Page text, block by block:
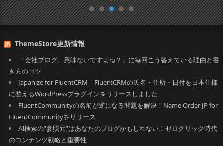
ThemeStore更新情報
「会社ブログ、意味ないですよね？」に毎回こう答えている理由と書
き方のコツ
Japanize for FluentCRM｜FluentCRMの氏名・住所・日付を日本仕様
に整えるWordPressプラグインをリリースしました
FluentCommunityの名前が逆になる問題を解決！Name Order JP for
FluentCommunityをリリース
AI検索の”参照元”はあなたのブログかもしれない！ゼロクリック時代
のコンテンツ戦略と重要性